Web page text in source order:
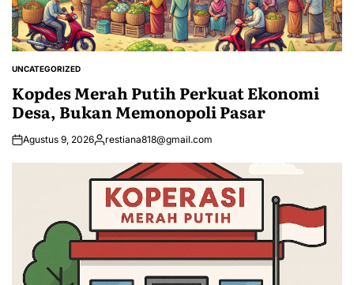
POSTED
UNCATEGORIZED
Kopdes Merah Putih Perkuat Ekonomi
Desa, Bukan Memonopoli Pasar
Agustus 9, 2026Posted
restiana818@gmail.com